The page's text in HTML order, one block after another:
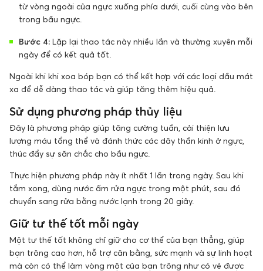
từ vòng ngoài của ngực xuống phía dưới, cuối cùng vào bên
trong bầu ngực.
Bước 4: Lặp lại thao tác này nhiều lần và thường xuyên mỗi
ngày để có kết quả tốt.
Ngoài khi khi xoa bóp bạn có thể kết hợp với các loại dầu mát
xa để dễ dàng thao tác và giúp tăng thêm hiệu quả.
Sử dụng phương pháp thủy liệu
Đây là phương pháp giúp tăng cường tuần, cải thiện lưu
lượng máu tổng thể và đánh thức các dây thần kinh ở ngực,
thúc đẩy sự săn chắc cho bầu ngực.
Thực hiện phương pháp này ít nhất 1 lần trong ngày. Sau khi
tắm xong, dùng nước ấm rửa ngực trong một phút, sau đó
chuyển sang rửa bằng nước lạnh trong 20 giây.
Giữ tư thế tốt mỗi ngày
Một tư thế tốt không chỉ giữ cho cơ thể của bạn thẳng, giúp
bạn trông cao hơn, hỗ trợ cân bằng, sức mạnh và sự linh hoạt
mà còn có thể làm vòng một của bạn trông như có vẻ được